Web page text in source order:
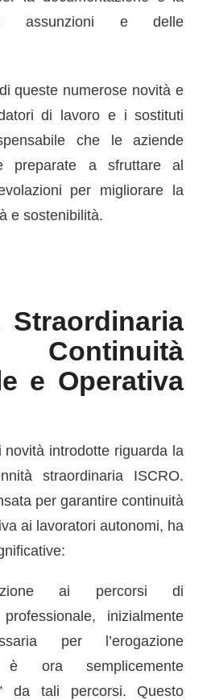
assunzioni e delle
queste numerose novità e
di lavoro e i sostituti
che le aziende
preparate a sfruttare al
per migliorare la
e sostenibilità.
Straordinaria
e Operativa
novità introdotte riguarda la
straordinaria ISCRO.
per garantire continuità
ai lavoratori autonomi, ha
ai percorsi di
inizialmente
per l’erogazione
è ora semplicemente
da tali percorsi. Questo